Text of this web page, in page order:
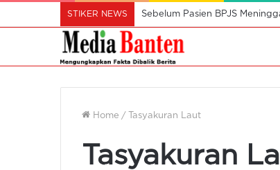
STIKER NEWS Sebelum Pasien BPJS
Home / Tasyakuran Laut
Tasyakuran